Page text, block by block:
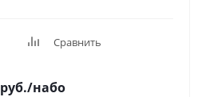
Сравнить
руб./набо